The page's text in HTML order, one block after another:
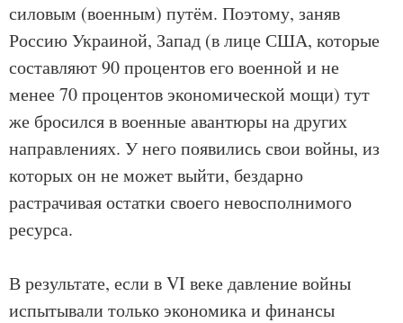
силовым (военным) путём. Поэтому, заняв
Россию Украиной, Запад (в лице США, которые
составляют 90 процентов его военной и не
менее 70 процентов экономической мощи) тут
же бросился в военные авантюры на других
направлениях. У него появились свои войны, из
которых он не может выйти, бездарно
растрачивая остатки своего невосполнимого
ресурса.
В результате, если в VI веке давление войны
испытывали только экономика и финансы